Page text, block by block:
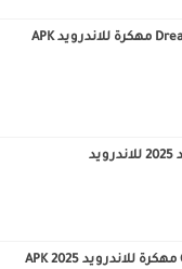
تنزيل لعبه Dream League Soccer 2024 مهكرة للاندرويد APK
تنزيل لعبه Candy Crush Soda Saga مهكرة للاندرويد APK 2025